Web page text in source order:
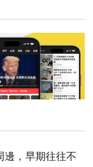
邊，早期往往不